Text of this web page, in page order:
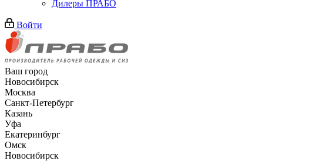
Дилеры ПРАБО
Войти
Ваш город
Новосибирск
Москва
Санкт-Петербург
Казань
Уфа
Екатеринбург
Омск
Новосибирск